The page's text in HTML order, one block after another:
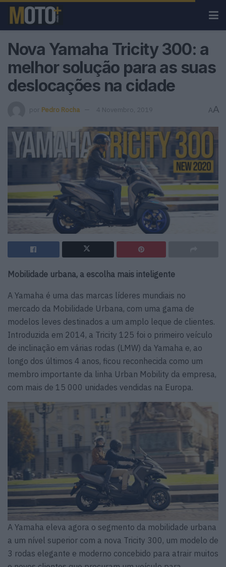
Nova Yamaha Tricity 300: a
melhor solução para as suas
deslocações na cidade
por Pedro Rocha 4 Novembro, 2019 AA
Mobilidade urbana, a escolha mais inteligente
A Yamaha é uma das marcas líderes mundiais no
mercado da Mobilidade Urbana, com uma gama de
modelos leves destinados a um amplo leque de clientes.
Introduzida em 2014, a Tricity 125 foi o primeiro veículo
de inclinação em várias rodas (LMW) da Yamaha e, ao
longo dos últimos 4 anos, ficou reconhecida como um
membro importante da linha Urban Mobility da empresa,
com mais de 15 000 unidades vendidas na Europa.
A Yamaha eleva agora o segmento da mobilidade urbana
a um nível superior com a nova Tricity 300, um modelo de
3 rodas elegante e moderno concebido para atrair muitos